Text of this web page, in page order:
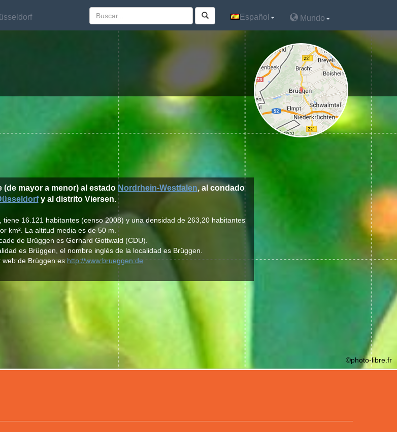
Español Mundo
mayor a menor) al estado Nordrhein-Westfalen, al condado
y al distrito Viersen.
tiene 16.121 habitantes (censo 2008) y una densidad de 263,20 habitantes
km². La altitud media es de 50 m.
de Brüggen es Gerhard Gottwald (CDU).
es Brüggen, el nombre inglés de la localidad es Brüggen.
web de Brüggen eshttp://www.brueggen.de
©photo-libre.fr
Español Mundo